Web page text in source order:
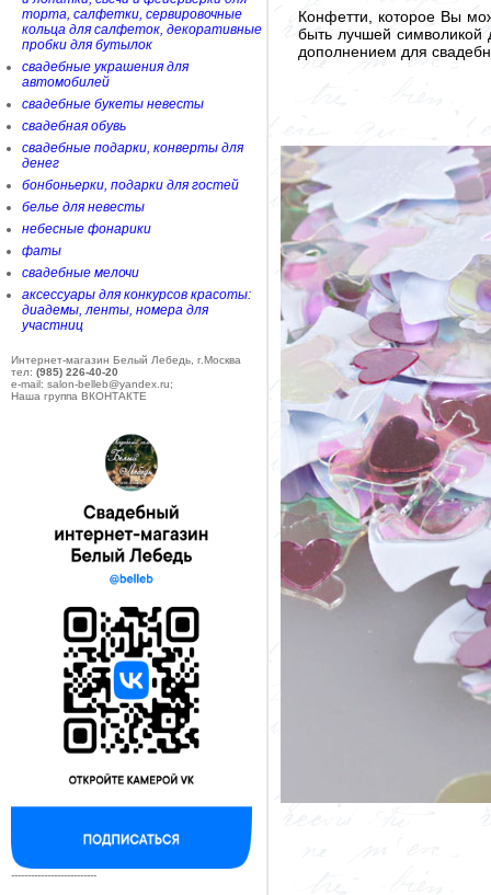
торта, салфетки, сервировочные
кольца для салфеток, декоративные
пробки для бутылок
свадебные украшения для
автомобилей
свадебные букеты невесты
свадебная обувь
свадебные подарки, конверты для
денег
бонбоньерки, подарки для гостей
белье для невесты
небесные фонарики
фаты
свадебные мелочи
аксессуары для конкурсов красоты:
диадемы, ленты, номера для
участниц
Интернет-магазин Белый Лебедь, г.Москва
тел: (985) 226-40-20
e-mail: salon-belleb@yandex.ru;
Наша группа ВКОНТАКТЕ
--------------------------
Конфетти, которое Вы
быть лучшей символикой
дополнением для